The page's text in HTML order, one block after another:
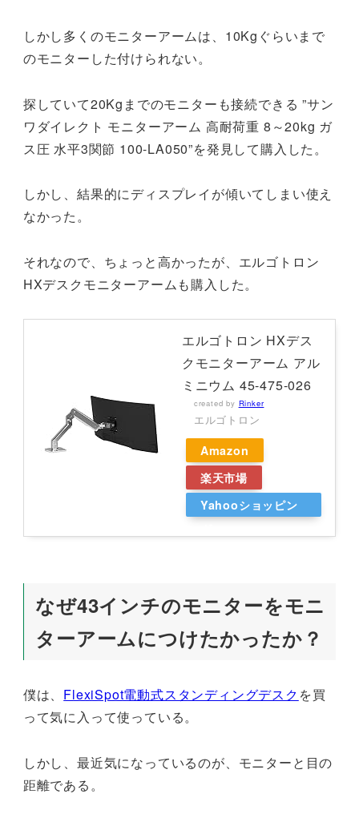
しかし多くのモニターアームは、10Kgぐらいまで
のモニターした付けられない。
探していて20Kgまでのモニターも接続できる ”サン
ワダイレクト モニターアーム 高耐荷重 8～20kg ガ
ス圧 水平3関節 100-LA050”を発見して購入した。
しかし、結果的にディスプレイが傾いてしまい使え
なかった。
それなので、ちょっと高かったが、エルゴトロン
HXデスクモニターアームも購入した。
エルゴトロン HXデス
クモニターアーム アル
ミニウム 45-475-026
created by Rinker
エルゴトロン
Amazon
楽天市場
Yahooショッピン
なぜ43インチのモニターをモニ
ターアームにつけたかったか？
僕は、 FlexiSpot電動式スタンディングデスク を買
って気に入って使っている。
しかし、最近気になっているのが、モニターと目の
距離である。